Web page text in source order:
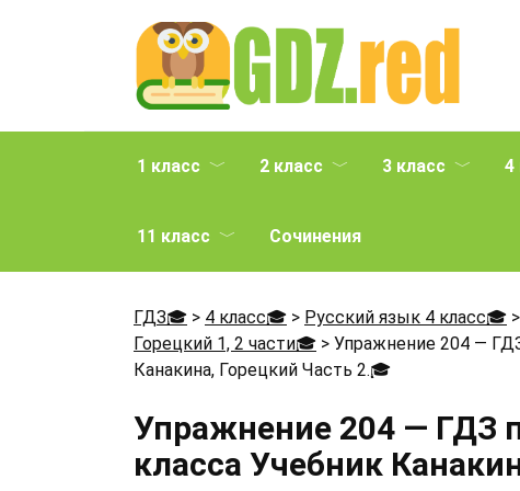
1 класс 2 класс 3 класс 4
11 класс Сочинения
ГДЗ🎓 > 4 класс🎓 > Русский язык 4 класс🎓 >
Горецкий 1, 2 части🎓 > Упражнение 204 —
Канакина, Горецкий Часть 2.🎓
Упражнение 204 — ГДЗ
класса Учебник